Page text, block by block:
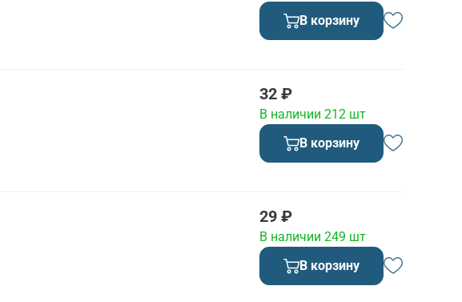
В корзину
32 ₽
В наличии 212 шт
В корзину
29 ₽
В наличии 249 шт
В корзину